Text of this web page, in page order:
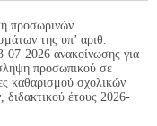
προσωρινών
της υπ’ αριθ.
07-2026 ανακοίνωσης για
προσωπικού σε
καθαρισμού σχολικών
διδακτικού έτους 2026-